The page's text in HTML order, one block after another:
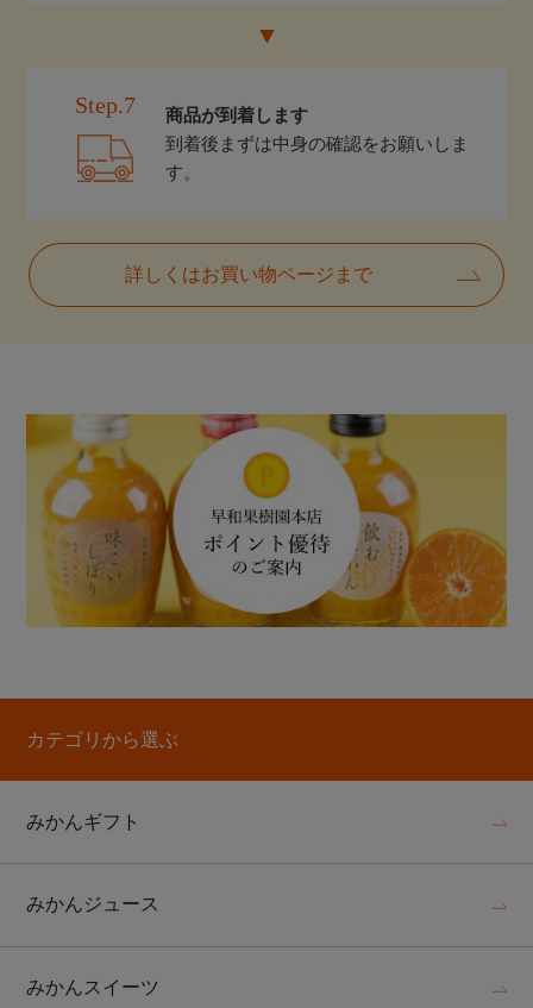
Step.7
商品が到着します
到着後まずは中身の確認をお願いしま
す。
詳しくはお買い物ページまで
カテゴリから選ぶ
みかんギフト
みかんジュース
みかんスイーツ